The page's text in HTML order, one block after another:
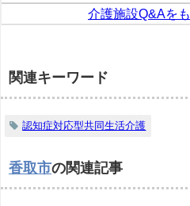
介護施設Q&Aを
関連キーワード
認知症対応型共同生活介護
香取市の関連記事